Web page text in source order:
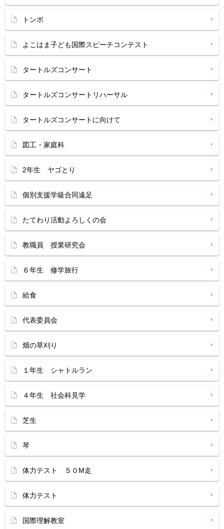
トンボ
よこはま子ども国際スピーチコンテスト
タートルズコンサート
タートルズコンサートリハーサル
タートルズコンサートに向けて
図工・家庭科
2年生 ヤゴとり
個別支援学級合同遠足
たてわり活動よろしくの会
教職員 授業研究会
６年生 修学旅行
給食
代表委員会
畑の草刈り
１年生 シャトルラン
４年生 社会科見学
芝生
琴
体力テスト ５０M走
体力テスト
国際理解教室